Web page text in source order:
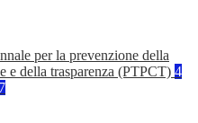
per la prevenzione della
e della trasparenza (PTPCT) 4